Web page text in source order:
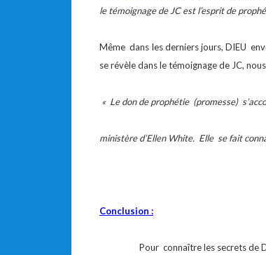
le témoignage de JC est l’esprit de
Même dans les derniers jours, DIEU
se révèle dans le témoignage de JC,
« Le don de prophétie (promesse)
ministère d’Ellen White. Elle se fait
Conclusion :
Pour connaître les secrets de